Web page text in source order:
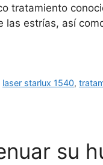
tratamiento
estrías, así
laser starlux 1540,
su